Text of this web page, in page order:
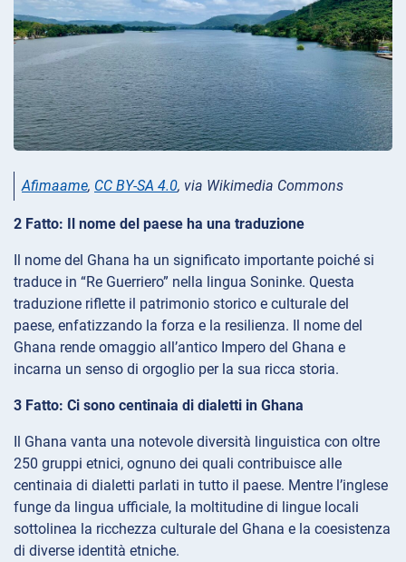
Afimaame, CC BY-SA 4.0, via Wikimedia Commons
2 Fatto: Il nome del paese ha una traduzione
Il nome del Ghana ha un significato importante poiché si
traduce in “Re Guerriero” nella lingua Soninke. Questa
traduzione riflette il patrimonio storico e culturale del
paese, enfatizzando la forza e la resilienza. Il nome del
Ghana rende omaggio all’antico Impero del Ghana e
incarna un senso di orgoglio per la sua ricca storia.
3 Fatto: Ci sono centinaia di dialetti in Ghana
Il Ghana vanta una notevole diversità linguistica con oltre
250 gruppi etnici, ognuno dei quali contribuisce alle
centinaia di dialetti parlati in tutto il paese. Mentre l’inglese
funge da lingua ufficiale, la moltitudine di lingue locali
sottolinea la ricchezza culturale del Ghana e la coesistenza
di diverse identità etniche.